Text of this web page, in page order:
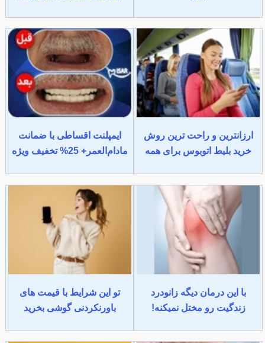
ارزانترین و راحت ترین روش
خرید بلیط اتوبوس برای همه
ایمپلنت اقساطی با ضمانت
مادام‌العمر+ 25% تخفیف ویژه
با این درمان دیگه زانودرد
زندگیت رو مختل نمیکنه!
تو این شرایط با قیمت های
باورنکردنی گوشی بخرید